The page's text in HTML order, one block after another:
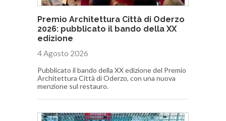
Premio Architettura Città di Oderzo
2026: pubblicato il bando della XX
edizione
4 Agosto 2026
Pubblicato il bando della XX edizione del Premio
Architettura Città di Oderzo, con una nuova
menzione sul restauro.